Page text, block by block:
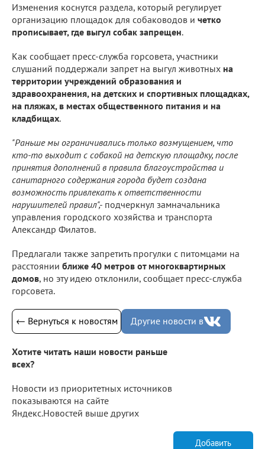
Изменения коснутся раздела, который регулирует
организацию площадок для собаководов и четко
прописывает, где выгул собак запрещен.
Как сообщает пресс-служба горсовета, участники
слушаний поддержали запрет на выгул животных на
территории учреждений образования и
здравоохранения, на детских и спортивных площадках,
на пляжах, в местах общественного питания и на
кладбищах.
"Раньше мы ограничивались только возмущением, что
кто-то выходит с собакой на детскую площадку, после
принятия дополнений в правила благоустройства и
санитарного содержания города будет создана
возможность привлекать к ответственности
нарушителей правил",- подчеркнул замначальника
управления городского хозяйства и транспорта
Александр Филатов.
Предлагали также запретить прогулки с питомцами на
расстоянии ближе 40 метров от многоквартирных
домов, но эту идею отклонили, сообщает пресс-служба
горсовета.
← Вернуться к новостям Другие новости в
Хотите читать наши новости раньше
всех?
Новости из приоритетных источников
показываются на сайте
Яндекс.Новостей выше других
Добавить